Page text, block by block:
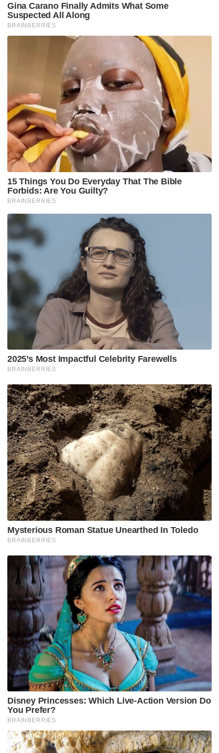
Gina Carano Finally Admits What Some
Suspected All Along
BRAINBERRIES
15 Things You Do Everyday That The Bible
Forbids: Are You Guilty?
BRAINBERRIES
2025’s Most Impactful Celebrity Farewells
BRAINBERRIES
Mysterious Roman Statue Unearthed In Toledo
BRAINBERRIES
Disney Princesses: Which Live-Action Version Do
You Prefer?
BRAINBERRIES